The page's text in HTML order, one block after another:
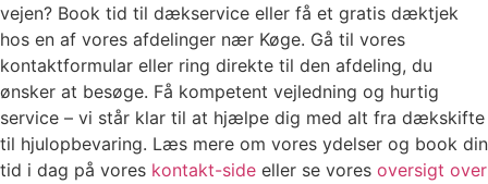
vejen? Book tid til dækservice eller få et gratis dæktjek
hos en af vores afdelinger nær Køge. Gå til vores
kontaktformular eller ring direkte til den afdeling, du
ønsker at besøge. Få kompetent vejledning og hurtig
service – vi står klar til at hjælpe dig med alt fra dækskifte
til hjulopbevaring. Læs mere om vores ydelser og book din
tid i dag på vores kontakt-side eller se vores oversigt over